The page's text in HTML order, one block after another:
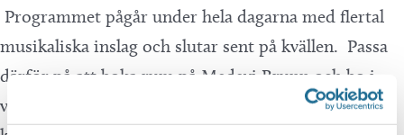
Programmet pågår under hela dagarna med flertal
musikaliska inslag och slutar sent på kvällen. Passa
därför på att boka rum på Medevi Brunn och bo i
våra historiska rum och njut av god mat och